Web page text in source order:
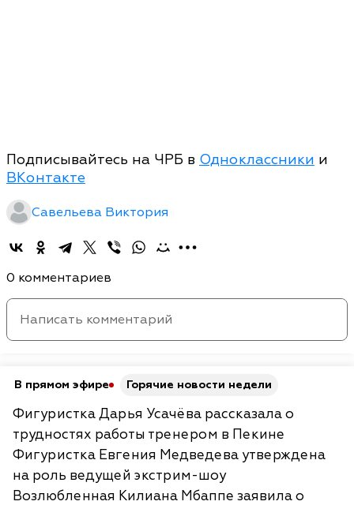
Подписывайтесь на ЧРБ в Одноклассники и
ВКонтакте
Савельева Виктория
0 комментариев
В прямом эфире Горячие новости недели
Фигуристка Дарья Усачёва рассказала о
трудностях работы тренером в Пекине
Фигуристка Евгения Медведева утверждена
на роль ведущей экстрим-шоу
Возлюбленная Килиана Мбаппе заявила о